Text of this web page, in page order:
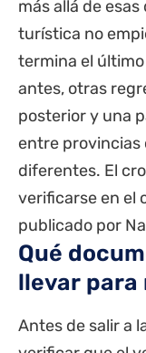
más allá de
turística no
termina el
antes, otras
posterior y una
entre provincias
diferentes. El
verificarse en el
publicado por
Qué
llevar para
Antes de salir a